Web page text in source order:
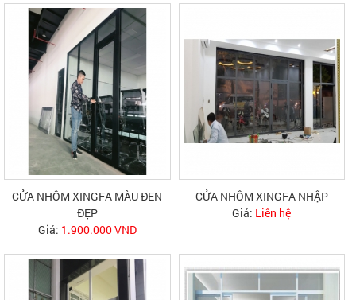
CỬA NHÔM XINGFA MÀU ĐEN
ĐẸP
Giá: 1.900.000 VND
CỬA NHÔM XINGFA NHẬP
Giá: Liên hệ